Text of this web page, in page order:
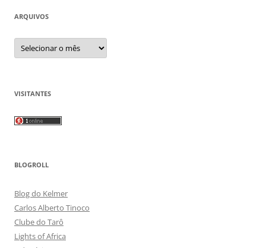
ARQUIVOS
Arquivos
VISITANTES
BLOGROLL
Blog do Kelmer
Carlos Alberto Tinoco
Clube do Tarô
Lights of Africa